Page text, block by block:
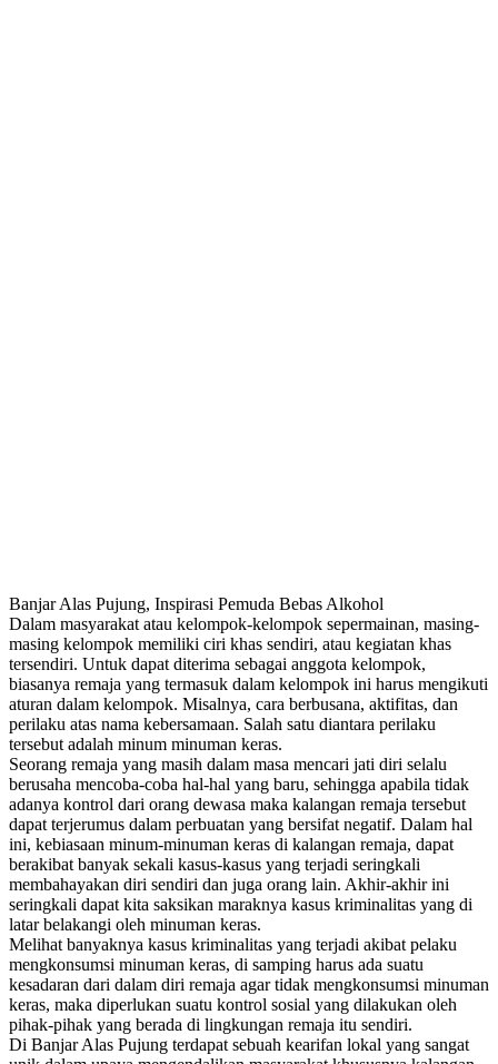
Banjar Alas Pujung, Inspirasi Pemuda Bebas Alkohol
Dalam masyarakat atau kelompok-kelompok sepermainan, masing-
masing kelompok memiliki ciri khas sendiri, atau kegiatan khas
tersendiri. Untuk dapat diterima sebagai anggota kelompok,
biasanya remaja yang termasuk dalam kelompok ini harus mengikuti
aturan dalam kelompok. Misalnya, cara berbusana, aktifitas, dan
perilaku atas nama kebersamaan. Salah satu diantara perilaku
tersebut adalah minum minuman keras.
Seorang remaja yang masih dalam masa mencari jati diri selalu
berusaha mencoba-coba hal-hal yang baru, sehingga apabila tidak
adanya kontrol dari orang dewasa maka kalangan remaja tersebut
dapat terjerumus dalam perbuatan yang bersifat negatif. Dalam hal
ini, kebiasaan minum-minuman keras di kalangan remaja, dapat
berakibat banyak sekali kasus-kasus yang terjadi seringkali
membahayakan diri sendiri dan juga orang lain. Akhir-akhir ini
seringkali dapat kita saksikan maraknya kasus kriminalitas yang di
latar belakangi oleh minuman keras.
Melihat banyaknya kasus kriminalitas yang terjadi akibat pelaku
mengkonsumsi minuman keras, di samping harus ada suatu
kesadaran dari dalam diri remaja agar tidak mengkonsumsi minuman
keras, maka diperlukan suatu kontrol sosial yang dilakukan oleh
pihak-pihak yang berada di lingkungan remaja itu sendiri.
Di Banjar Alas Pujung terdapat sebuah kearifan lokal yang sangat